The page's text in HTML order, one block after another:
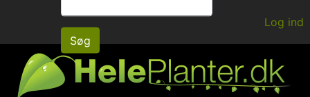
hovedindhold
Søg
Log ind